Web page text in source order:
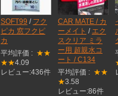
SOFT99 / フク
ピカ 窓フクピ
カ
平均評価 : ★★
★★4.09
レビュー:436件
CAR MATE / カ
ーメイト / エク
スクリア ミラ
ー用 超親水コ
ート / C134
平均評価 : ★★
★3.58
レビュー:86件